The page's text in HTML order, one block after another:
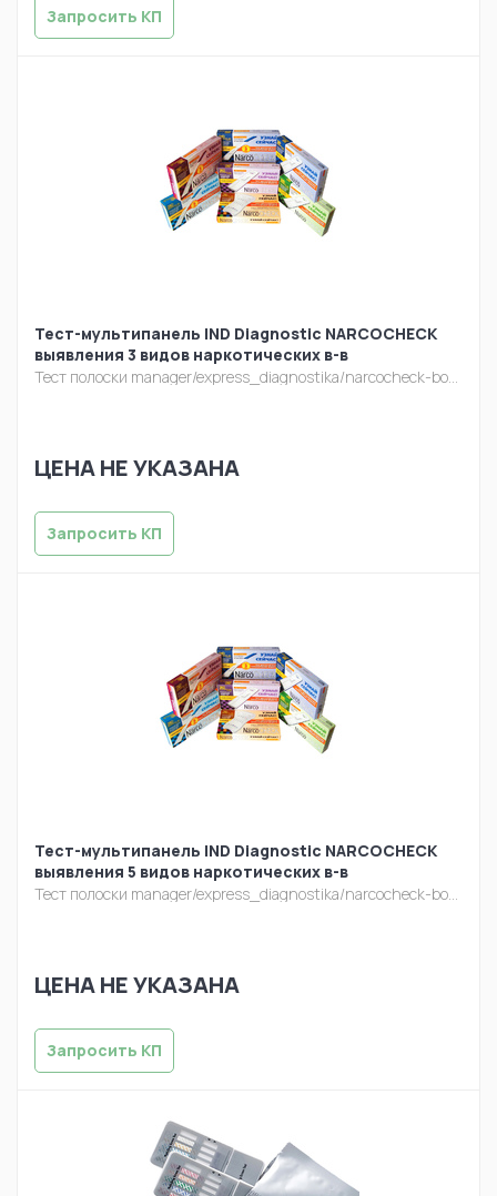
Запросить КП
Тест-мультипанель IND Diagnostic NARCOCHECK
выявления 3 видов наркотических в-в
Тест полоски manager/express_diagnostika/narcocheck-bokses.jpg
ЦЕНА НЕ УКАЗАНА
Запросить КП
Тест-мультипанель IND Diagnostic NARCOCHECK
выявления 5 видов наркотических в-в
Тест полоски manager/express_diagnostika/narcocheck-bokses.jpg
ЦЕНА НЕ УКАЗАНА
Запросить КП